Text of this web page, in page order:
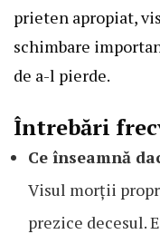
prieten apropiat,
schimbare
de a-l pierde.
Întrebări
Ce înseamnă
Visul morții
prezice decesul.